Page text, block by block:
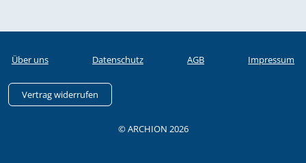
Über uns Datenschutz AGB Impressum
Vertrag widerrufen
© ARCHION 2026